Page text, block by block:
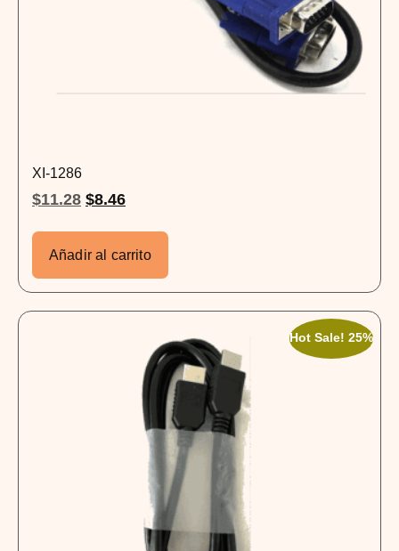
XI-1286
$11.28 $8.46
Añadir al carrito
Hot Sale! 25%